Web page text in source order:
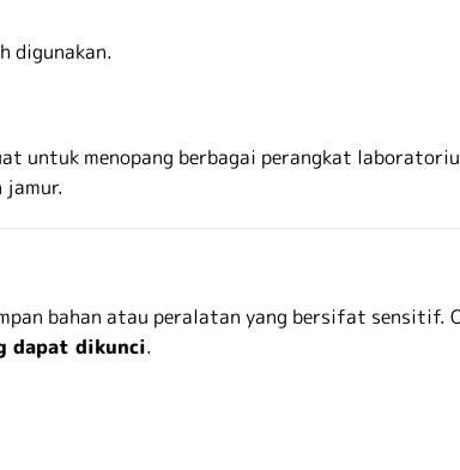
digunakan.
untuk menopang berbagai perangkat
jamur.
bahan atau peralatan yang bersifat sensitif.
dapat dikunci.